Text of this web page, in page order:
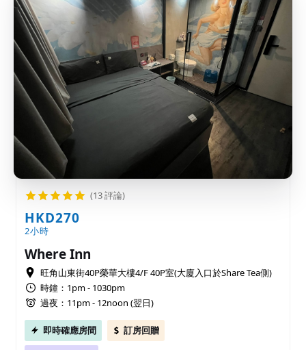
(13 評論)
HKD270
2小時
Where Inn
旺角山東街40P榮華大樓4/F 40P室(大廈入口於Share Tea側)
時鐘：1pm - 1030pm
過夜：11pm - 12noon (翌日)
即時確應房間 訂房回贈